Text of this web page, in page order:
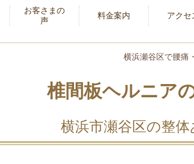
お客さまの
声
料金案内 アクセ
横浜瀬谷区で腰痛
椎間板ヘルニア
横浜市瀬谷区の整